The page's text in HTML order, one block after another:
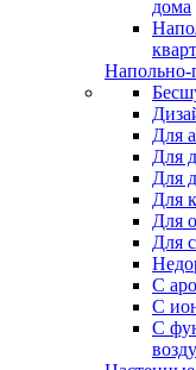
дома
Напольно-
Для
Для
Для
Для
Для
Для
С
С
С